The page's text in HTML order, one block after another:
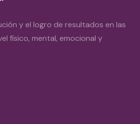
y el logro de resultados en las
físico, mental, emocional y